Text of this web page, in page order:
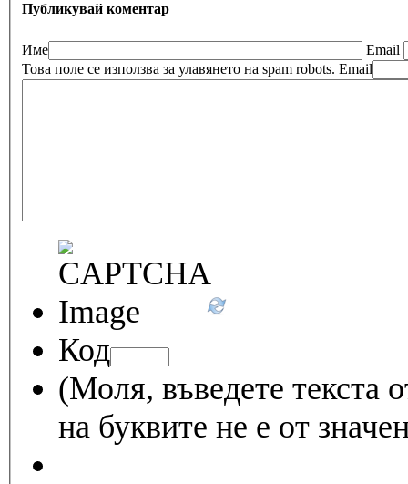
Публикувай коментар
Име
Email
Това поле се използва за улавянето на spam robots. Email
Код
(Моля, въведете текста
на буквите не е от